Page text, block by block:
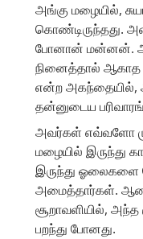
அங்கு மழையில்,
கொண்டிருந்தது.
போனான் மன்னன்.
நினைத்தால் ஆகாத
என்ற அகந்தையில்,
தன்னுடைய
அவர்கள் எவ்வளோ
மழையில் இருந்து
இருந்து ஓலைகளை
அமைத்தார்கள்.
சூறாவளியில், அந்த
பறந்து போனது.